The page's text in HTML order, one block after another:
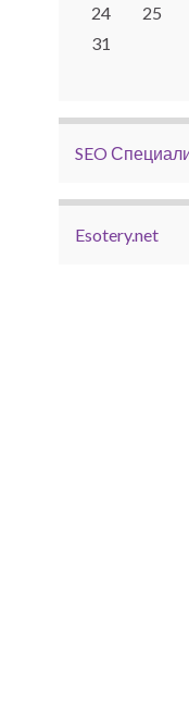
24
25
31
SEO
Esotery.net